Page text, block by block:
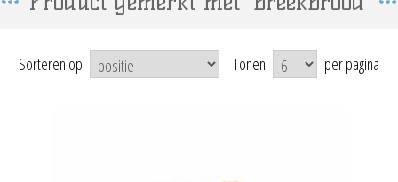
Sorteren op Tonen per pagina